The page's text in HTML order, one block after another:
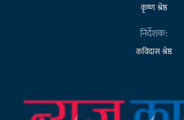
कृष्ण श्रेष्ठ
निर्देशक:
कविदास श्रेष्ठ